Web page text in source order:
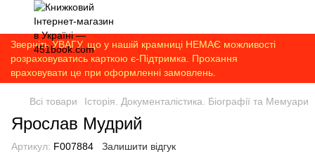
Зверніть УВАГУ, що у нашій крамниці НЕМАЄ можливості
розраховуватись карткою є-Підтримка. Прохання
враховувати це при оформленні замовлень.
Всі товари Історія. Документалістика. Біографії та Мемуари
Ярослав Мудрий
Артикул: F007884 Залишити відгук